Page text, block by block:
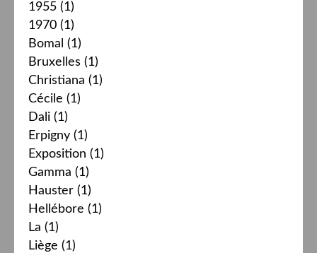
1955 (1)
1970 (1)
Bomal (1)
Bruxelles (1)
Christiana (1)
Cécile (1)
Dali (1)
Erpigny (1)
Exposition (1)
Gamma (1)
Hauster (1)
Hellébore (1)
La (1)
Liège (1)